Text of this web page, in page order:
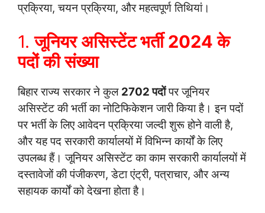
प्रक्रिया, चयन प्रक्रिया, और महत्वपूर्ण तिथियां।
1.जूनियर असिस्टेंट भर्ती 2024 के
पदों की संख्या
बिहार राज्य सरकार ने कुल 2702 पदोंपर जूनियर
असिस्टेंट की भर्ती का नोटिफिकेशन जारी किया है। इन पदों
पर भर्ती के लिए आवेदन प्रक्रिया जल्दी शुरू होने वाली है,
और यह पद सरकारी कार्यालयों में विभिन्न कार्यों के लिए
उपलब्ध हैं। जूनियर असिस्टेंट का काम सरकारी कार्यालयों में
दस्तावेजों की पंजीकरण, डेटा एंट्री, पत्राचार, और अन्य
सहायक कार्यों को देखना होता है।